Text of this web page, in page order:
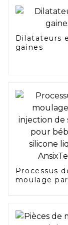
Dilatateurs
gaines
Processus
moulage par
AnsixTech